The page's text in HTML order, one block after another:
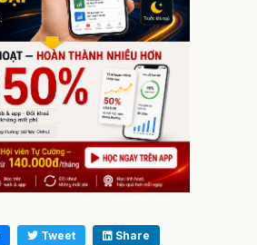
Tweet Share